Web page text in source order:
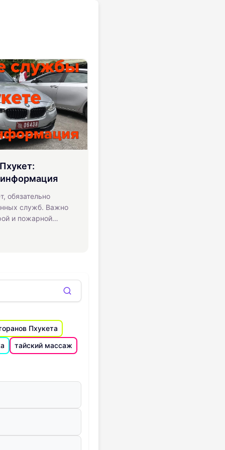
информация
обязательно
служб. Важно
и пожарной
Пхукета
тайский массаж